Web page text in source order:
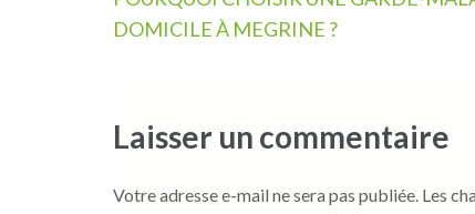
de
DOMICILE À MEGRINE ?
Laisser un commentaire
Votre adresse e-mail ne sera pas publiée. Les